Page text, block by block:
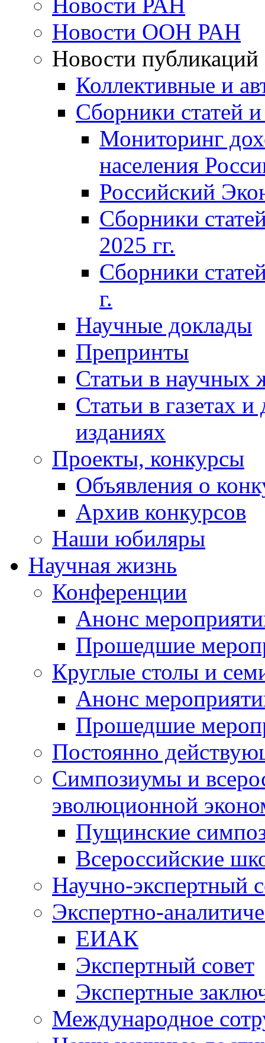
Новости ООН РАН
Новости публикаций
Коллективные и
Сборники статей
Мониторинг
населения
Российский
Сборники
2025 гг.
Сборники
г.
Научные доклады
Препринты
Статьи в научных
Статьи в газетах
изданиях
Проекты, конкурсы
Объявления о
Архив конкурсов
Наши юбиляры
Научная жизнь
Конференции
Анонс
Прошедшие
Круглые столы и
Анонс
Прошедшие
Постоянно
Симпозиумы и
эволюционной
Пущинские
Всероссийские
Научно-экспертный
Экспертно-
ЕИАК
Экспертный совет
Экспертные
Международное